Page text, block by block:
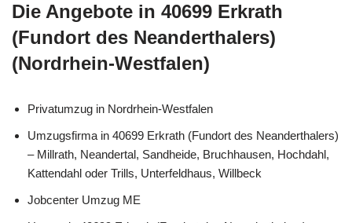
Die Angebote in 40699 Erkrath
(Fundort des Neanderthalers)
(Nordrhein-Westfalen)
Privatumzug in Nordrhein-Westfalen
Umzugsfirma in 40699 Erkrath (Fundort des Neanderthalers)
– Millrath, Neandertal, Sandheide, Bruchhausen, Hochdahl,
Kattendahl oder Trills, Unterfeldhaus, Willbeck
Jobcenter Umzug ME